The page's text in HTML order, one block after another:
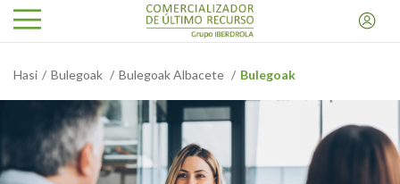
Hasi Bulegoak Bulegoak Albacete Bulegoak